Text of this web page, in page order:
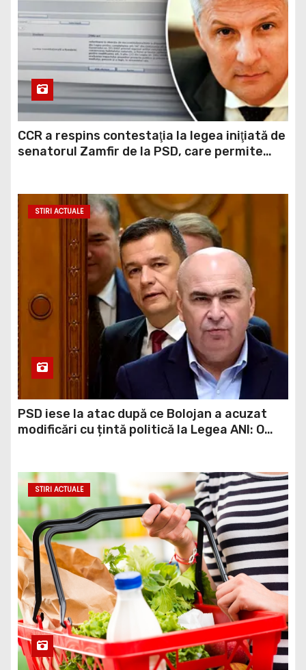
CCR a respins contestaţia la legea iniţiată de
senatorul Zamfir de la PSD, care permite
STIRI ACTUALE
PSD iese la atac după ce Bolojan a acuzat
modificări cu țintă politică la Legea ANI: O
STIRI ACTUALE